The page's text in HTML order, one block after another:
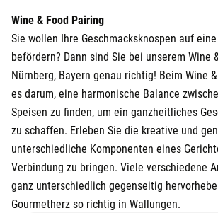
Wine & Food Pairing
Sie wollen Ihre Geschmacksknospen auf
befördern? Dann sind Sie bei unserem Wine
Nürnberg, Bayern genau richtig! Beim Wine
es darum, eine harmonische Balance
Speisen zu finden, um ein ganzheitliches
zu schaffen. Erleben Sie die kreative und
unterschiedliche Komponenten eines
Verbindung zu bringen. Viele verschiedene
ganz unterschiedlich gegenseitig
Gourmetherz so richtig in Wallungen.